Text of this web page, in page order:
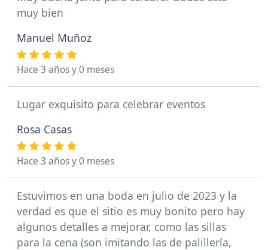
muy bien
Manuel Muñoz
Hace 3 años y 0 meses
Lugar exquisito para celebrar eventos
Rosa Casas
Hace 3 años y 0 meses
Estuvimos en una boda en julio de 2023 y la
verdad es que el sitio es muy bonito pero hay
algunos detalles a mejorar, como las sillas
para la cena (son imitando las de palillería,